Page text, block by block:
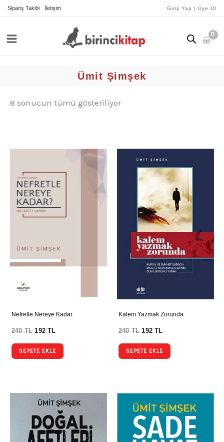
İçeriğe
Sipariş Takibi İletişim Giriş Yap | Üye Ol
Ümit Şimşek
8 sonucun tümü gösteriliyor
göre
Nefretle Nereye Kadar
240TL 192TL
SEPETE EKLE
Kalem Yazmak Zorunda
240TL 192TL
SEPETE EKLE